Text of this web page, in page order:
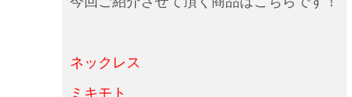
ネックレス
ミキモト